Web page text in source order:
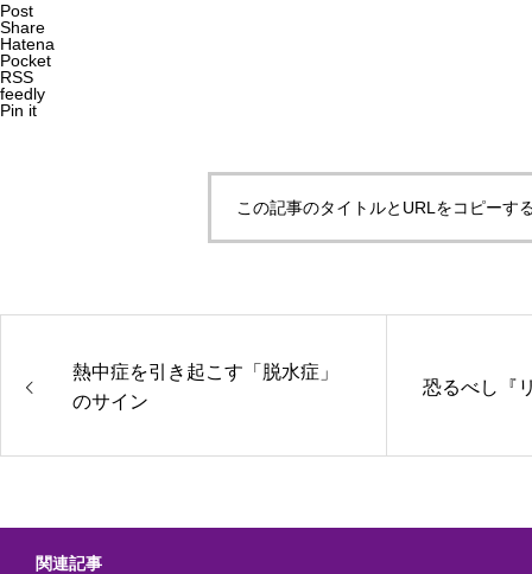
Post
Share
Hatena
Pocket
RSS
feedly
Pin it
この記事のタイトルとURLをコピーす
熱中症を引き起こす「脱水症」
のサイン
恐るべし『
関連記事